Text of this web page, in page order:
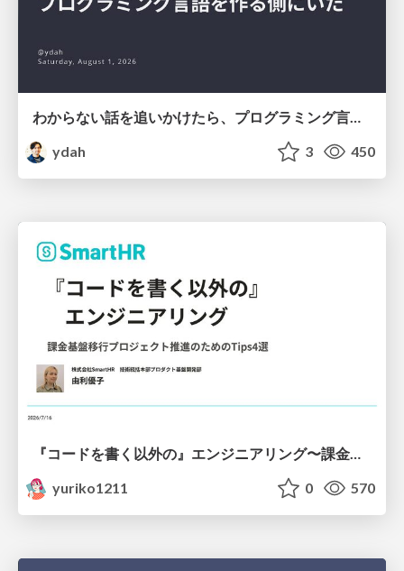
わからない話を追いかけたら、プログラミング言語を作る側にいた
ydah
3 450
yuriko1211
0 570